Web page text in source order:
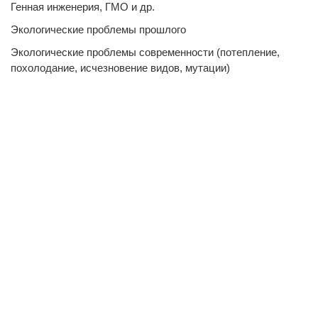
Генная инженерия, ГМО и др.
Экологические проблемы прошлого
Экологические проблемы современности (потепление,
похолодание, исчезновение видов, мутации)